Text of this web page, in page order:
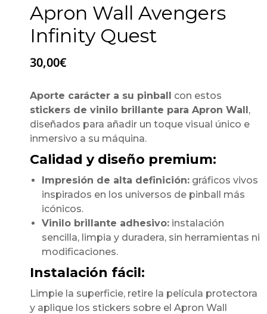
Apron Wall Avengers
Infinity Quest
30,00€
Aporte carácter a su pinball con estos
stickers de vinilo brillante para Apron Wall,
diseñados para añadir un toque visual único e
inmersivo a su máquina.
Calidad y diseño premium:
Impresión de alta definición: gráficos vivos
inspirados en los universos de pinball más
icónicos.
Vinilo brillante adhesivo: instalación
sencilla, limpia y duradera, sin herramientas ni
modificaciones.
Instalación fácil:
Limpie la superficie, retire la película protectora
y aplique los stickers sobre el Apron Wall